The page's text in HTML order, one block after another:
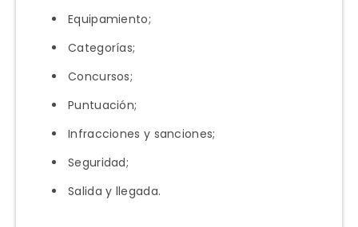
Equipamiento;
Categorías;
Concursos;
Puntuación;
Infracciones y sanciones;
Seguridad;
Salida y llegada.